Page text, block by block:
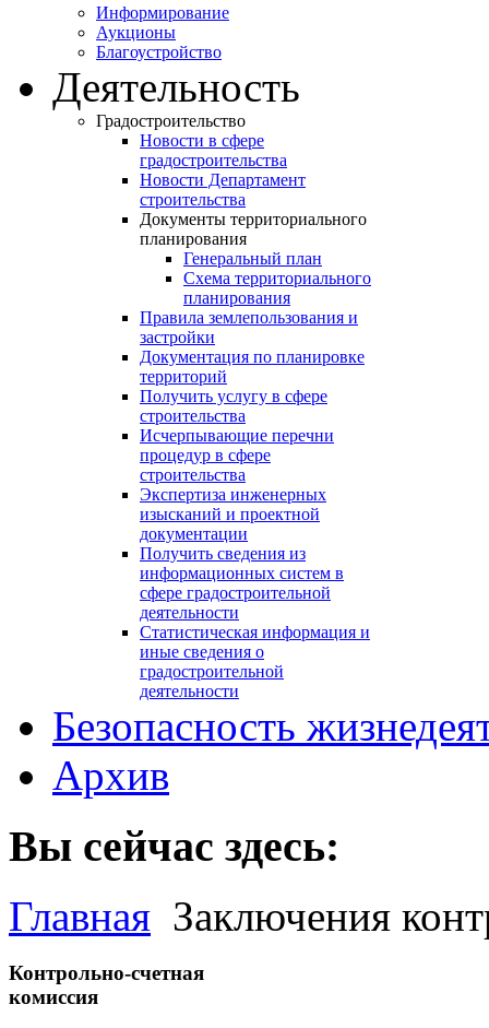
Информирование
Аукционы
Благоустройство
Деятельность
Градостроительство
Новости в сфере
градостроительства
Новости Департамент
строительства
Документы территориального
планирования
Генеральный план
Схема территориального
планирования
Правила землепользования и
застройки
Документация по планировке
территорий
Получить услугу в сфере
строительства
Исчерпывающие перечни
процедур в сфере
строительства
Экспертиза инженерных
изысканий и проектной
документации
Получить сведения из
информационных систем в
сфере градостроительной
деятельности
Статистическая информация и
иные сведения о
градостроительной
деятельности
Безопасность
Архив
Вы сейчас здесь:
Главная Заключения
Контрольно-счетная
комиссия